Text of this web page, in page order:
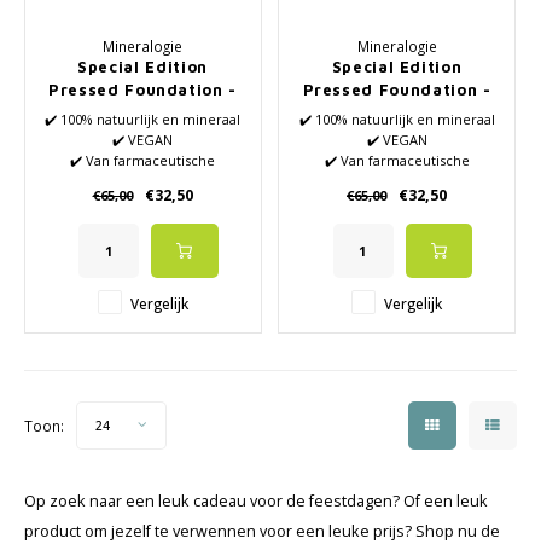
Mineralogie
Special Edition
Pressed Foundation -
Ivory
✔️ 100% natuurlijk en mineraal
✔️ VEGAN
✔️ Van farmaceutische
✔️ Voor de meest gevoelige
huid
✔️ Natuurlijke zonnefilter met
✔️ Egaliseert op natuurlijke
wijze
€65,00 €32,50
Vergelijk
Mineralogie
Special Edition
Pressed Foundation -
Poise
✔️ 100% natuurlijk en mineraal
✔️ VEGAN
✔️ Van farmaceutische
✔️ Voor de meest gevoelige
huid
✔️ Natuurlijke zonnefilter met
✔️ Egaliseert op natuurlijke
wijze
€65,00 €32,50
Vergelijk
Toon: 24
Op zoek naar een leuk cadeau voor de feestdagen? Of een leuk
product om jezelf te verwennen voor een leuke prijs? Shop nu de